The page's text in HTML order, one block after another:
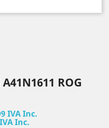
ROG
IVA Inc.
Inc.